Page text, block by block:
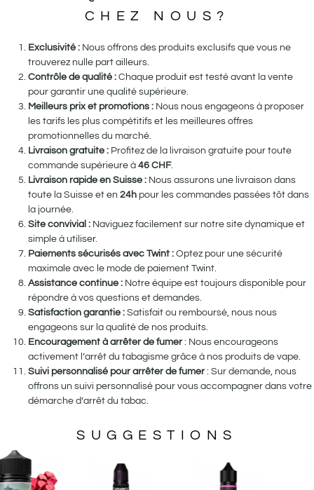
CHEZ NOUS?
Exclusivité : Nous offrons des produits exclusifs que vous ne
trouverez nulle part ailleurs.
Contrôle de qualité : Chaque produit est testé avant la vente
pour garantir une qualité supérieure.
Meilleurs prix et promotions : Nous nous engageons à proposer
les tarifs les plus compétitifs et les meilleures offres
promotionnelles du marché.
Livraison gratuite : Profitez de la livraison gratuite pour toute
commande supérieure à 46 CHF.
Livraison rapide en Suisse : Nous assurons une livraison dans
toute la Suisse et en 24h pour les commandes passées tôt dans
la journée.
Site convivial : Naviguez facilement sur notre site dynamique et
simple à utiliser.
Paiements sécurisés avec Twint : Optez pour une sécurité
maximale avec le mode de paiement Twint.
Assistance continue : Notre équipe est toujours disponible pour
répondre à vos questions et demandes.
Satisfaction garantie : Satisfait ou remboursé, nous nous
engageons sur la qualité de nos produits.
Encouragement à arrêter de fumer: Nous encourageons
activement l’arrêt du tabagisme grâce à nos produits de vape.
Suivi personnalisé pour arrêter de fumer: Sur demande, nous
offrons un suivi personnalisé pour vous accompagner dans votre
démarche d’arrêt du tabac.
SUGGESTIONS